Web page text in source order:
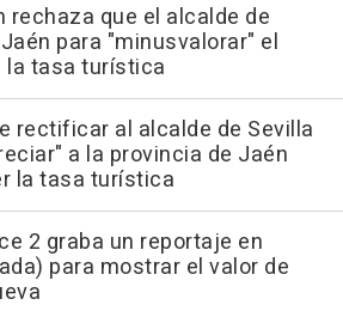
rechaza que el alcalde de
para "minusvalorar" el
la tasa turística
rectificar al alcalde de Sevilla
a la provincia de Jaén
la tasa turística
2 graba un reportaje en
para mostrar el valor de